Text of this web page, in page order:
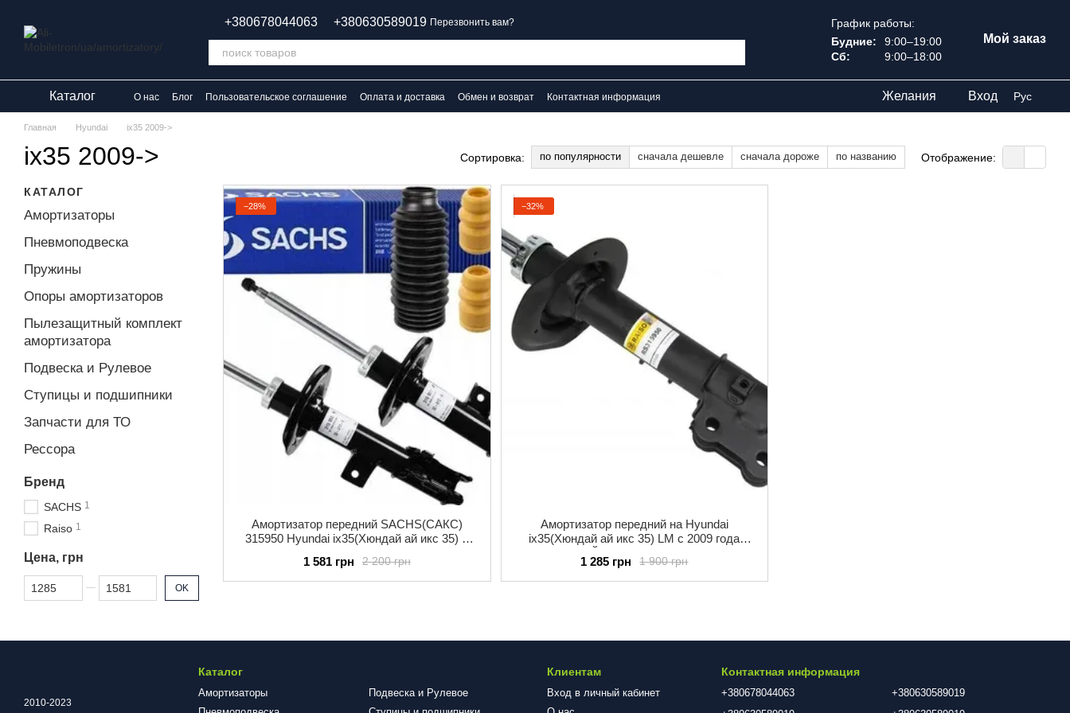
+380678044063 +380630589019 Перезвонить вам?
График работы:
Будние:
9:00–19:00
Сб:
9:00–18:00
Мой заказ
Каталог О нас Блог Пользовательское соглашение Оплата и доставка Обмен и возврат Контактная информация Желания Вход Рус
Главная Hyundai ix35 2009->
ix35 2009-> Сортировка: по популярности сначала дешевле сначала дороже по названию Отображение:
−28%
Амортизатор передний SACHS(САКС)
315950 Hyundai ix35(Хюндай ай икс 35) c
2 200 грн
1 581 грн
−32%
Амортизатор передний на Hyundai
ix35(Хюндай ай икс 35) LM c 2009 года
1 900 грн
1 285 грн
КАТАЛОГ
Амортизаторы
Пневмоподвеска
Пружины
Опоры амортизаторов
Пылезащитный комплект
амортизатора
Подвеска и Рулевое
Ступицы и подшипники
Запчасти для ТО
Рессора
Бренд
SACHS 1
Raiso 1
Цена, грн
От Цена, грн
До Цена, грн OK
2010-2023
Каталог
Амортизаторы
Подвеска и Рулевое
Клиентам
Вход в личный кабинет
Контактная информация
+380678044063
+380630589019